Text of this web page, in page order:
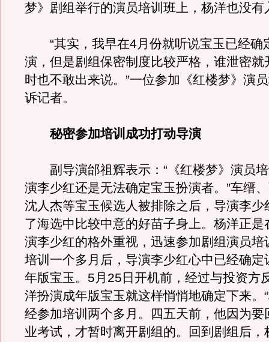
梦》剧组举行的演员培训班上，杨洋也没有
“其实，我早在4月份就听说宝玉已经确
演，但是剧组保密制度比较严格，谁泄密就
时也不敢出来说。”一位参加《红楼梦》演
诉记者。
秘密参加培训成功打动导演
副导演邰祖辉表示：“《红楼梦》演员培
演李少红还是无法确定宝玉扮演者。”车缙
沈人杰等宝玉候选人被排除之后，导演李少
了海选中比较中意的好苗子身上。杨洋正是
演李少红的格外重视，迅速参加剧组演员培
培训一个多月后，导演李少红心中已经确定
年版宝玉。5月25日开机前，经过与投资方
洋扮演成年版宝玉就这样悄悄地确定下来。
经参加培训两个多月。四五天前，他因为要
业考试，才暂时离开剧组的。回到剧组后，